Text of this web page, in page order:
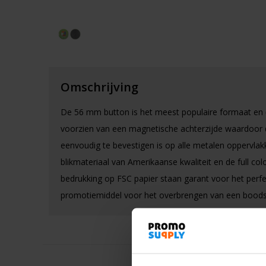
Omschrijving
De 56 mm button is het meest populaire formaat en
voorzien van een magnetische achterzijde waardoor
eenvoudig te bevestigen is op alle metalen
blikmateriaal van Amerikaanse kwaliteit en de full
bedrukking op FSC papier staan garant voor het
promotiemiddel voor het overbrengen van een